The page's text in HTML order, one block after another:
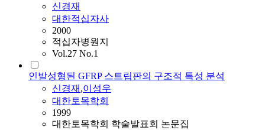
신경재
대한적십자사
2000
적십자병원지
Vol.27 No.1
인발성형된 GFRP 스트립판의 구조적 특성 분석
신경재 ,이성우
대한토목학회
1999
대한토목학회 학술발표회 논문집